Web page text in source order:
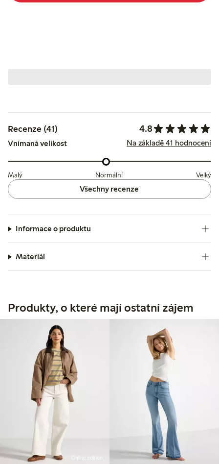
Recenze (41) 4.8
Vnímaná velikost Na základě 41 hodnocení
Malý Normální Velký
Všechny recenze
Informace o produktu
Materiál
Produkty, o které mají ostatní zájem
Online edition